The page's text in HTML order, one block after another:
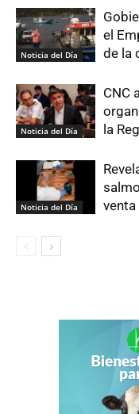
Noticia del Día
el
de la
Noticia del Día
CNC
la
Noticia del Día
venta